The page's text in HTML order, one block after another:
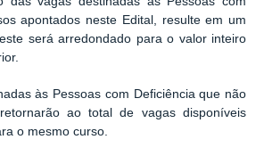
apontados neste Edital, resulte em um
será arredondado para o valor inteiro
às Pessoas com Deficiência que não
ao total de vagas disponíveis
o mesmo curso.